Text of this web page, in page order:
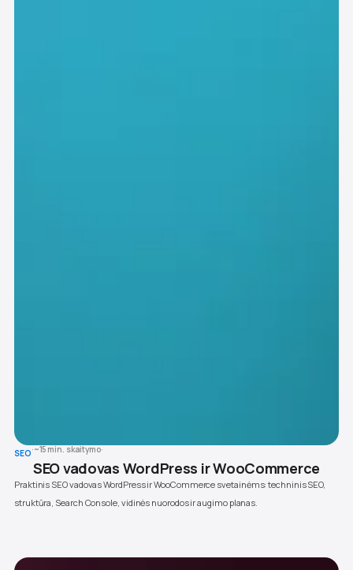
SEO·~15 min. skaitymo·
SEO vadovas WordPress ir WooCommerce
Praktinis SEO vadovas WordPress ir WooCommerce svetainėms: techninis SEO,
struktūra, Search Console, vidinės nuorodos ir augimo planas.